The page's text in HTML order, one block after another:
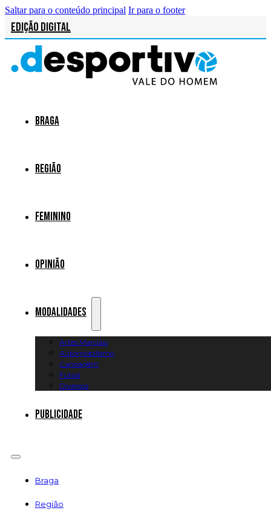
Saltar para o conteúdo principal Ir para o footer
Edição Digital
Braga
Região
Feminino
Opinião
Modalidades
Artes Marciais
Automobilismo
Canoagem
Futsal
Diversos
Publicidade
Braga
Região